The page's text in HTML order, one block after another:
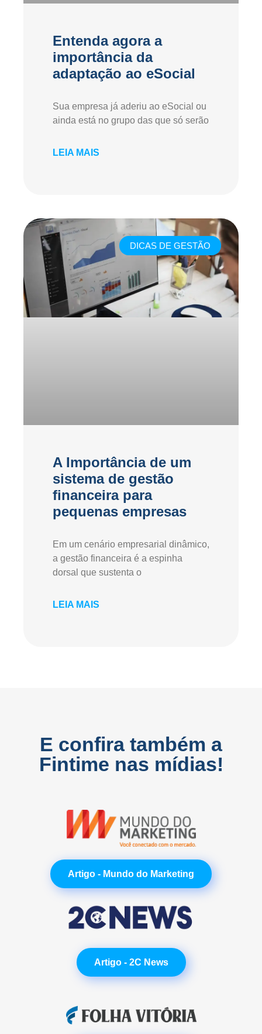
Entenda agora a
importância da
adaptação ao eSocial
Sua empresa já aderiu ao eSocial ou
ainda está no grupo das que só serão
LEIA MAIS
DICAS DE GESTÃO
A Importância de um
sistema de gestão
financeira para
pequenas empresas
Em um cenário empresarial dinâmico,
a gestão financeira é a espinha
dorsal que sustenta o
LEIA MAIS
E confira também a
Fintime nas mídias!
Artigo - Mundo do Marketing
Artigo - 2C News